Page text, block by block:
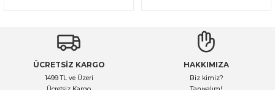
ÜCRETSİZ KARGO
1499 TL ve Üzeri
HAKKIMIZA
Biz kimiz?